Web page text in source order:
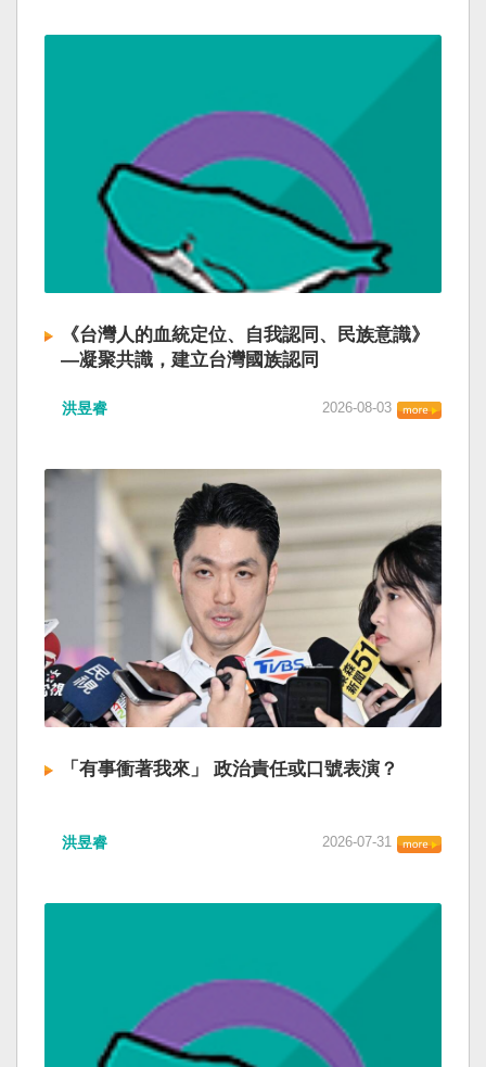
《台灣人的血統定位、自我認同、民族意識》
—凝聚共識，建立台灣國族認同
洪昱睿 2026-08-03
「有事衝著我來」 政治責任或口號表演？
洪昱睿 2026-07-31